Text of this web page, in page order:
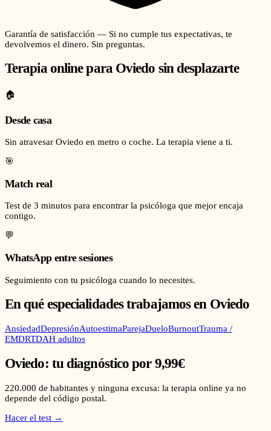
Garantía de satisfacción — Si no cumple tus expectativas, te
devolvemos el dinero. Sin preguntas.
Terapia online para Oviedo sin desplazarte
🏠
Desde casa
Sin atravesar Oviedo en metro o coche. La terapia viene a ti.
🎯
Match real
Test de 3 minutos para encontrar la psicóloga que mejor encaja
contigo.
💬
WhatsApp entre sesiones
Seguimiento con tu psicóloga cuando lo necesites.
En qué especialidades trabajamos en Oviedo
AnsiedadDepresiónAutoestimaParejaDueloBurnoutTrauma /
EMDRTDAH adultos
Oviedo: tu diagnóstico por 9,99€
220.000 de habitantes y ninguna excusa: la terapia online ya no
depende del código postal.
Hacer el test →